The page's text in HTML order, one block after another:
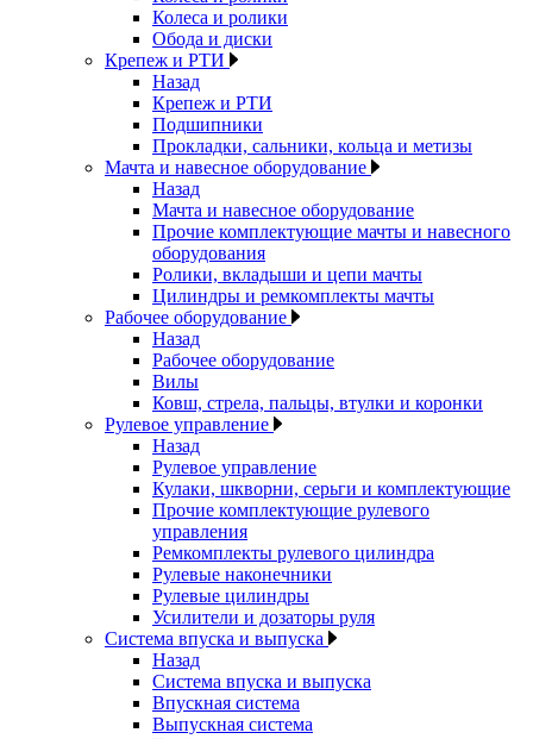
Колеса и ролики
Обода и диски
Крепеж и РТИ
Назад
Крепеж и РТИ
Подшипники
Прокладки, сальники, кольца и метизы
Мачта и навесное оборудование
Назад
Мачта и навесное оборудование
Прочие комплектующие мачты и навесного
оборудования
Ролики, вкладыши и цепи мачты
Цилиндры и ремкомплекты мачты
Рабочее оборудование
Назад
Рабочее оборудование
Вилы
Ковш, стрела, пальцы, втулки и коронки
Рулевое управление
Назад
Рулевое управление
Кулаки, шкворни, серьги и комплектующие
Прочие комплектующие рулевого
управления
Ремкомплекты рулевого цилиндра
Рулевые наконечники
Рулевые цилиндры
Усилители и дозаторы руля
Система впуска и выпуска
Назад
Система впуска и выпуска
Впускная система
Выпускная система